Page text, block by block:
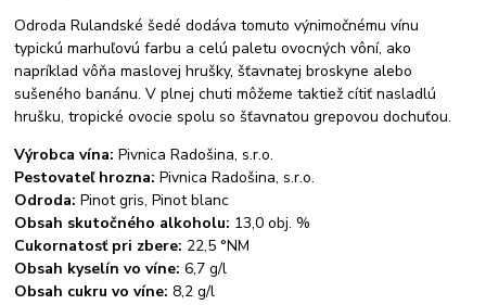
Odroda Rulandské šedé dodáva tomuto výnimočnému vínu
typickú marhuľovú farbu a celú paletu ovocných vôní, ako
napríklad vôňa maslovej hrušky, šťavnatej broskyne alebo
sušeného banánu. V plnej chuti môžeme taktiež cítiť nasladlú
hrušku, tropické ovocie spolu so šťavnatou grepovou dochuťou.
Výrobca vína:Pivnica Radošina, s.r.o.
Pestovateľ hrozna:Pivnica Radošina, s.r.o.
Odroda:Pinot gris, Pinot blanc
Obsah skutočného alkoholu: 13,0 obj. %
Cukornatosť pri zbere: 22,5 °NM
Obsah kyselín vo víne:6,7 g/l
Obsah cukru vo víne: 8,2 g/l